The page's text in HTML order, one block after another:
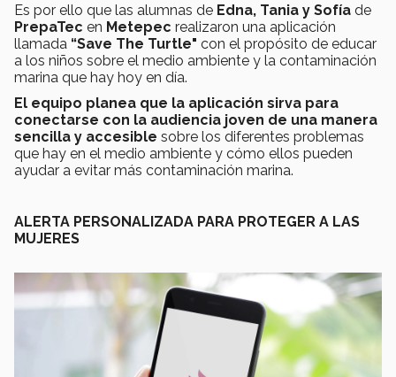
Es por ello que las alumnas de Edna, Tania y Sofía de
PrepaTec en Metepec realizaron una aplicación
llamada “Save The Turtle" con el propósito de educar
a los niños sobre el medio ambiente y la contaminación
marina que hay hoy en día.
El equipo planea que la aplicación sirva para
conectarse con la audiencia joven de una manera
sencilla y accesible sobre los diferentes problemas
que hay en el medio ambiente y cómo ellos pueden
ayudar a evitar más contaminación marina.
ALERTA PERSONALIZADA PARA PROTEGER A LAS
MUJERES